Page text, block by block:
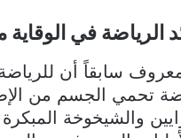
الرياضة في
سابقاً أن
تحمي الجسم من
والشيخوخة